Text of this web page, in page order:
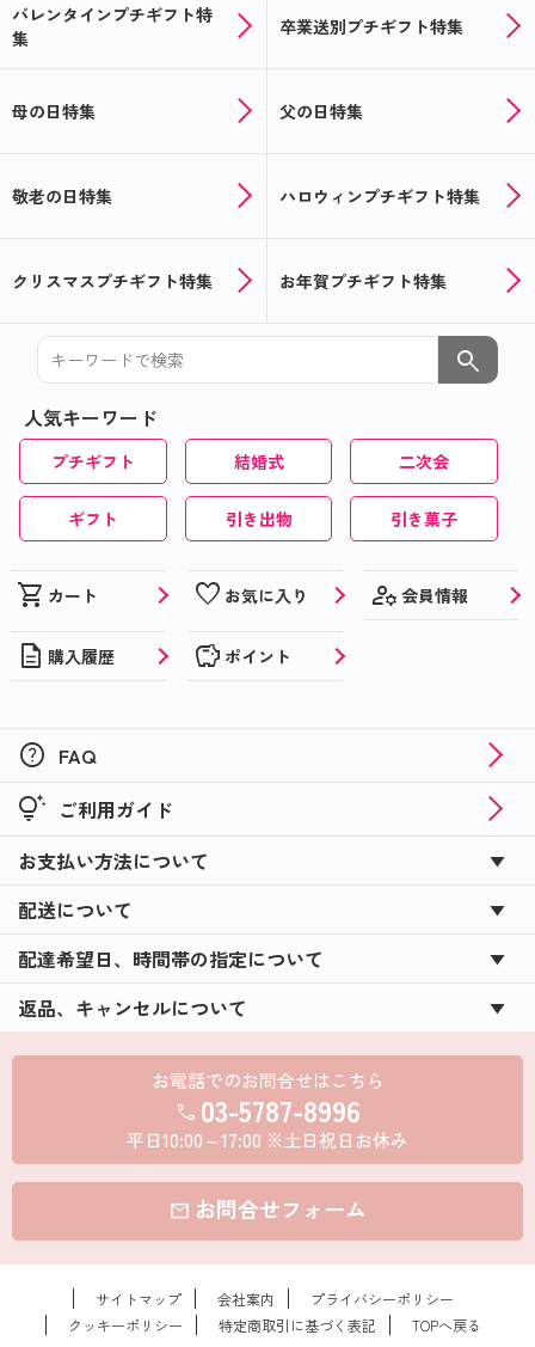
バレンタインプチギフト特
集
卒業送別プチギフト特集
母の日特集 父の日特集
敬老の日特集 ハロウィンプチギフト特集
クリスマスプチギフト特集 お年賀プチギフト特集
search
人気キーワード
プチギフト 結婚式 二次会
ギフト 引き出物 引き菓子
shopping_cart カート favorite お気に入り manage_accounts 会員情報
description 購入履歴 savings ポイント
help FAQ
tips_and_updates ご利用ガイド
お支払い方法について
配送について
配達希望日、時間帯の指定について
返品、キャンセルについて
お電話でのお問合せはこちら
call 03-5787-8996
平日10:00～17:00 ※土日祝日お休み
mail お問合せフォーム
サイトマップ 会社案内
プライバシーポリシー
クッキーポリシー
特定商取引に基づく表記 TOPへ戻る